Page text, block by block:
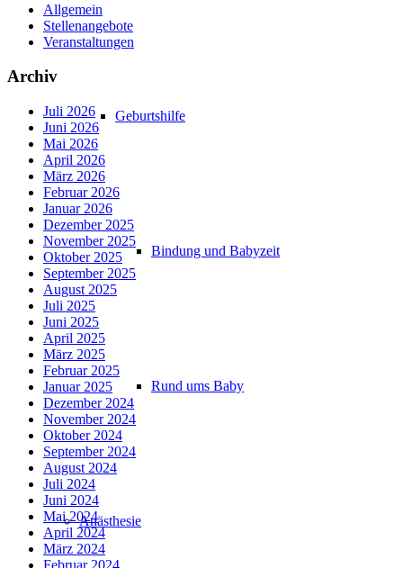
Geburtshilfe
Bindung und Babyzeit
Rund ums Baby
Anästhesie
Allgemein
Stellenangebote
Veranstaltungen
Archiv
Juli 2026
Juni 2026
Mai 2026
April 2026
März 2026
Februar 2026
Januar 2026
Dezember 2025
November 2025
Oktober 2025
September 2025
August 2025
Juli 2025
Juni 2025
April 2025
März 2025
Februar 2025
Januar 2025
Dezember 2024
November 2024
Oktober 2024
September 2024
August 2024
Juli 2024
Juni 2024
Mai 2024
April 2024
März 2024